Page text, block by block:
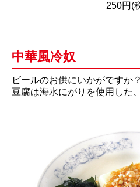
250円(
中華風冷奴
ビールのお供にいかがですか？
豆腐は海水にがりを使用した